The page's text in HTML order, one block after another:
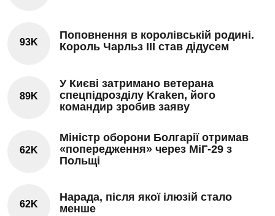
93K
Поповнення в королівській родині.
Король Чарльз III став дідусем
89K
У Києві затримано ветерана
спецпідрозділу Kraken, його
командир зробив заяву
62K
Міністр оборони Болгарії отримав
«попередження» через МіГ-29 з
Польщі
62K
Нарада, після якої ілюзій стало
менше